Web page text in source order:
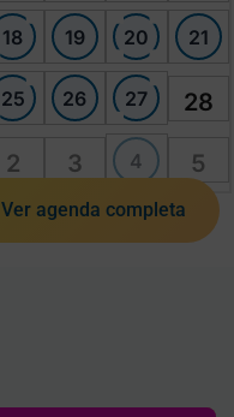
18 19 20 21
25 26 27 28
2 3 4 5
Ver agenda completa